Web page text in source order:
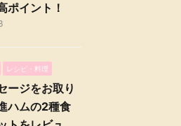
ポイント！
レシピ・料理
ージをお取り
ハムの2種食